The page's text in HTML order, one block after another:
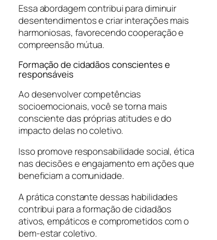
Essa abordagem contribui para diminuir
desentendimentos e criar interações mais
harmoniosas, favorecendo cooperação e
compreensão mútua.
Formação de cidadãos conscientes e
responsáveis
Ao desenvolver competências
socioemocionais, você se torna mais
consciente das próprias atitudes e do
impacto delas no coletivo.
Isso promove responsabilidade social, ética
nas decisões e engajamento em ações que
beneficiam a comunidade.
A prática constante dessas habilidades
contribui para a formação de cidadãos
ativos, empáticos e comprometidos com o
bem-estar coletivo.